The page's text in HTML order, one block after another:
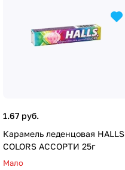
1.67 руб.
Карамель леденцовая HALLS
COLORS АССОРТИ 25г
Мало